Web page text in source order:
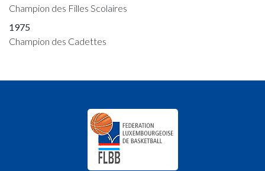
Champion des Filles Scolaires
1975
Champion des Cadettes